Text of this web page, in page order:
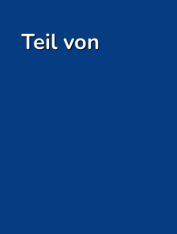
Teil von